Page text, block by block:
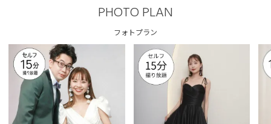
PHOTO PLAN
フォトプラン